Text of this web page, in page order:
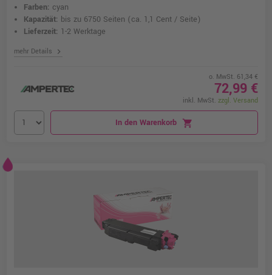
Farben: cyan
Kapazität: bis zu 6750 Seiten (ca. 1,1 Cent / Seite)
Lieferzeit: 1-2 Werktage
mehr Details chevron_right
o. MwSt. 61,34 €
72,99 €
inkl. MwSt. zzgl. Versand
In den Warenkorb shopping_cart